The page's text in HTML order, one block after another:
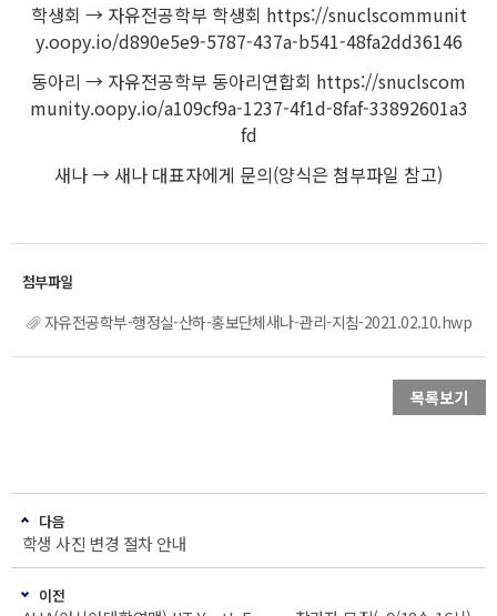
학생회 → 자유전공학부 학생회 https://snuclscommunit
y.oopy.io/d890e5e9-5787-437a-b541-48fa2dd36146
동아리 → 자유전공학부 동아리연합회 https://snuclscom
munity.oopy.io/a109cf9a-1237-4f1d-8faf-33892601a3
fd
새나 → 새나 대표자에게 문의(양식은 첨부파일 참고)
자유전공학부-행정실-산하-홍보단체새나-관리-지침-2021.02.10.hwp
목록보기
다음
학생 사진 변경 절차 안내
이전